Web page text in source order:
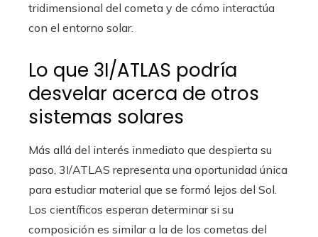
tridimensional del cometa y de cómo interactúa
con el entorno solar.
Lo que 3I/ATLAS podría
desvelar acerca de otros
sistemas solares
Más allá del interés inmediato que despierta su
paso, 3I/ATLAS representa una oportunidad única
para estudiar material que se formó lejos del Sol.
Los científicos esperan determinar si su
composición es similar a la de los cometas del